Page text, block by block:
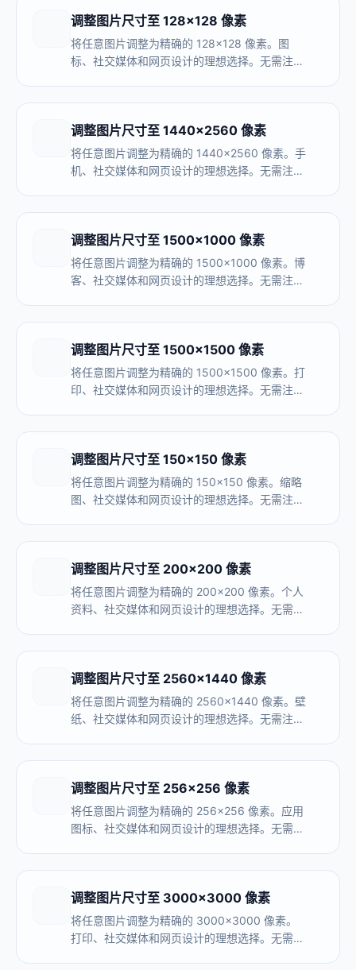
调整图片尺寸至 128×128 像素
将任意图片调整为精确的 128×128 像素。图
标、社交媒体和网页设计的理想选择。无需注
调整图片尺寸至 1440×2560 像素
将任意图片调整为精确的 1440×2560 像素。手
机、社交媒体和网页设计的理想选择。无需注
调整图片尺寸至 1500×1000 像素
将任意图片调整为精确的 1500×1000 像素。博
客、社交媒体和网页设计的理想选择。无需注
调整图片尺寸至 1500×1500 像素
将任意图片调整为精确的 1500×1500 像素。打
印、社交媒体和网页设计的理想选择。无需注
调整图片尺寸至 150×150 像素
将任意图片调整为精确的 150×150 像素。缩略
图、社交媒体和网页设计的理想选择。无需注
调整图片尺寸至 200×200 像素
将任意图片调整为精确的 200×200 像素。个人
资料、社交媒体和网页设计的理想选择。无需注
调整图片尺寸至 2560×1440 像素
将任意图片调整为精确的 2560×1440 像素。壁
纸、社交媒体和网页设计的理想选择。无需注
调整图片尺寸至 256×256 像素
将任意图片调整为精确的 256×256 像素。应用
图标、社交媒体和网页设计的理想选择。无需注
调整图片尺寸至 3000×3000 像素
将任意图片调整为精确的 3000×3000 像素。
打印、社交媒体和网页设计的理想选择。无需注